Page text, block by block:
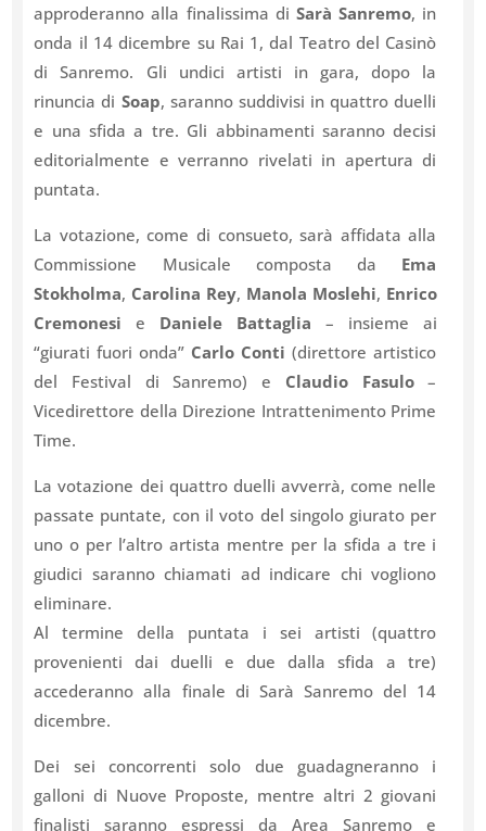
approderanno alla finalissima diSarà Sanremo, in
onda il 14 dicembre su Rai 1, dal Teatro del Casinò
di Sanremo. Gli undici artisti in gara, dopo la
rinuncia di Soap, saranno suddivisi in quattro duelli
e una sfida a tre. Gli abbinamenti saranno decisi
editorialmente e verranno rivelati in apertura di
puntata.
La votazione, come di consueto, sarà affidata alla
Commissione Musicale composta da Ema
Stokholma, Carolina Rey, Manola Moslehi, Enrico
Cremonesie Daniele Battaglia – insieme ai
“giurati fuori onda” Carlo Conti(direttore artistico
del Festival di Sanremo) e Claudio Fasulo–
Vicedirettore della Direzione Intrattenimento Prime
Time.
La votazione dei quattro duelli avverrà, come nelle
passate puntate, con il voto del singolo giurato per
uno o per l’altro artista mentre per la sfida a tre i
giudici saranno chiamati ad indicare chi vogliono
eliminare.
Al termine della puntata i sei artisti (quattro
provenienti dai duelli e due dalla sfida a tre)
accederanno alla finale di Sarà Sanremo del 14
dicembre.
Dei sei concorrenti solo due guadagneranno i
galloni di Nuove Proposte, mentre altri 2 giovani
finalisti saranno espressi da Area Sanremo e